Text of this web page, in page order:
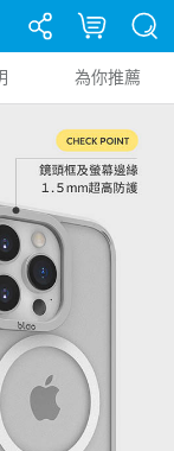
為你推薦